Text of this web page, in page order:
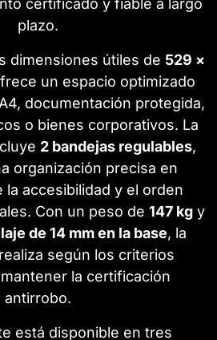
certificado y fiable a largo
plazo.
dimensiones útiles de 529 ×
un espacio optimizado
documentación protegida,
o bienes corporativos. La
2 bandejas regulables,
organización precisa en
la accesibilidad y el orden
Con un peso de 147 kgy
de 14 mm en la base, la
según los criterios
la certificación
antirrobo.
está disponible en tres